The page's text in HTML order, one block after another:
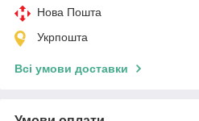
Нова Пошта
Укрпошта
Всі умови доставки